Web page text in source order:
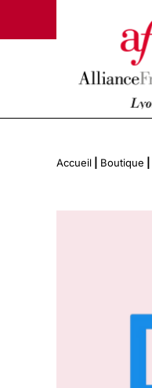
Accueil Boutique